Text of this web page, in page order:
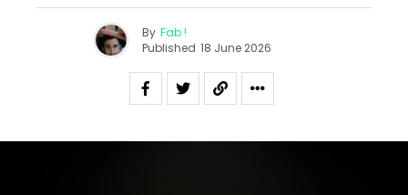
By Fab !
Published 18 June 2026